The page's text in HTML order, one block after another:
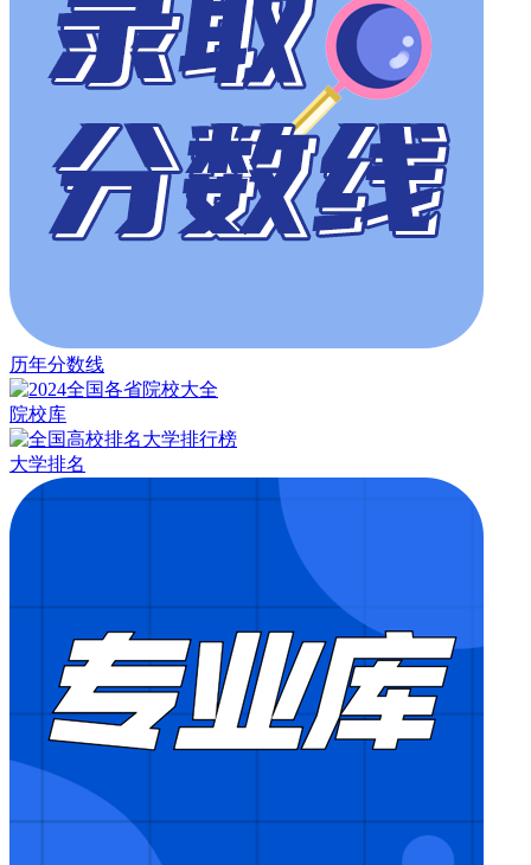
历年分数线
院校库
大学排名